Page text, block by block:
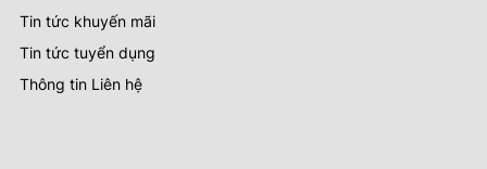
Tin tức khuyến mãi
Tin tức tuyển dụng
Thông tin Liên hệ